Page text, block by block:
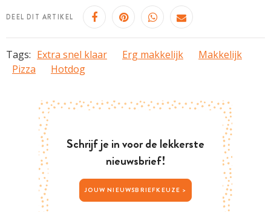
DEEL DIT ARTIKEL
Tags: Extra snel klaar Erg makkelijk
Makkelijk
Pizza
Hotdog
Schrijf je in voor de lekkerste
nieuwsbrief!
JOUW NIEUWSBRIEFKEUZE >